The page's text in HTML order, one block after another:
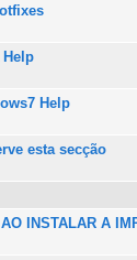
- 3.77 de 5 na
1
- 4.27 de 5 na
Help
- 4.71 de 5 na
1234
esta secção
- 3.67 de 5 na
12 345
INSTALAR A
0 de 5 na totalidade
1 2345